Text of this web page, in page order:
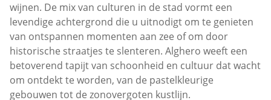
wijnen. De mix van culturen in de stad vormt een
levendige achtergrond die u uitnodigt om te genieten
van ontspannen momenten aan zee of om door
historische straatjes te slenteren. Alghero weeft een
betoverend tapijt van schoonheid en cultuur dat wacht
om ontdekt te worden, van de pastelkleurige
gebouwen tot de zonovergoten kustlijn.